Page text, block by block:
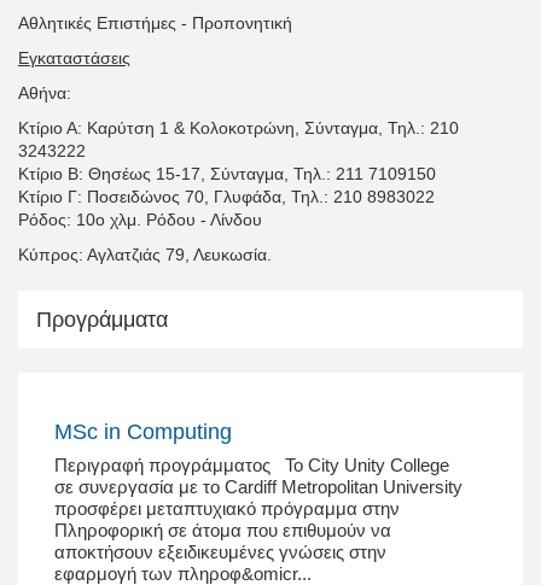
Αθλητικές Επιστήμες - Προπονητική
Εγκαταστάσεις
Αθήνα:
Κτίριο Α: Καρύτση 1 & Κολοκοτρώνη, Σύνταγμα, Τηλ.: 210
3243222
Κτίριο Β: Θησέως 15-17, Σύνταγμα, Τηλ.: 211 7109150
Κτίριο Γ: Ποσειδώνος 70, Γλυφάδα, Τηλ.: 210 8983022
Ρόδος: 10ο χλμ. Ρόδου - Λίνδου
Κύπρος: Αγλατζιάς 79, Λευκωσία.
Προγράμματα
MSc in Computing
Περιγραφή προγράμματος Το City Unity College
σε συνεργασία με το Cardiff Metropolitan University
προσφέρει μεταπτυχιακό πρόγραμμα στην
Πληροφορική σε άτομα που επιθυμούν να
αποκτήσουν εξειδικευμένες γνώσεις στην
εφαρμογή των πληροφ&omicr...